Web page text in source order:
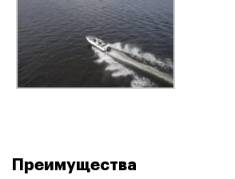
Преимущества